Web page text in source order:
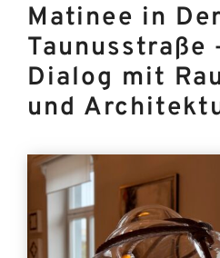
Matinee in Der
Taunusstraße
Dialog mit
und